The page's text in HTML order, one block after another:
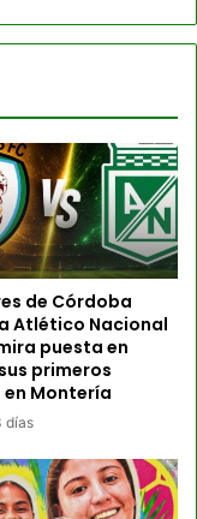
de Córdoba
Atlético Nacional
puesta en
primeros
Montería
días